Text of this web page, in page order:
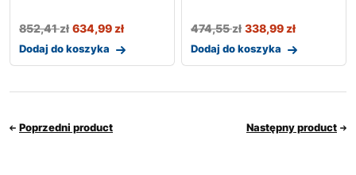
852,41zł 634,99zł
Dodaj do koszyka
474,55zł 338,99zł
Dodaj do koszyka
Poprzedni product Następny product